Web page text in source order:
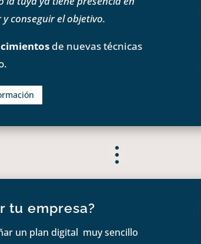
conseguir el objetivo.
de nuevas técnicas
tu empresa?
un plan digital muy sencillo